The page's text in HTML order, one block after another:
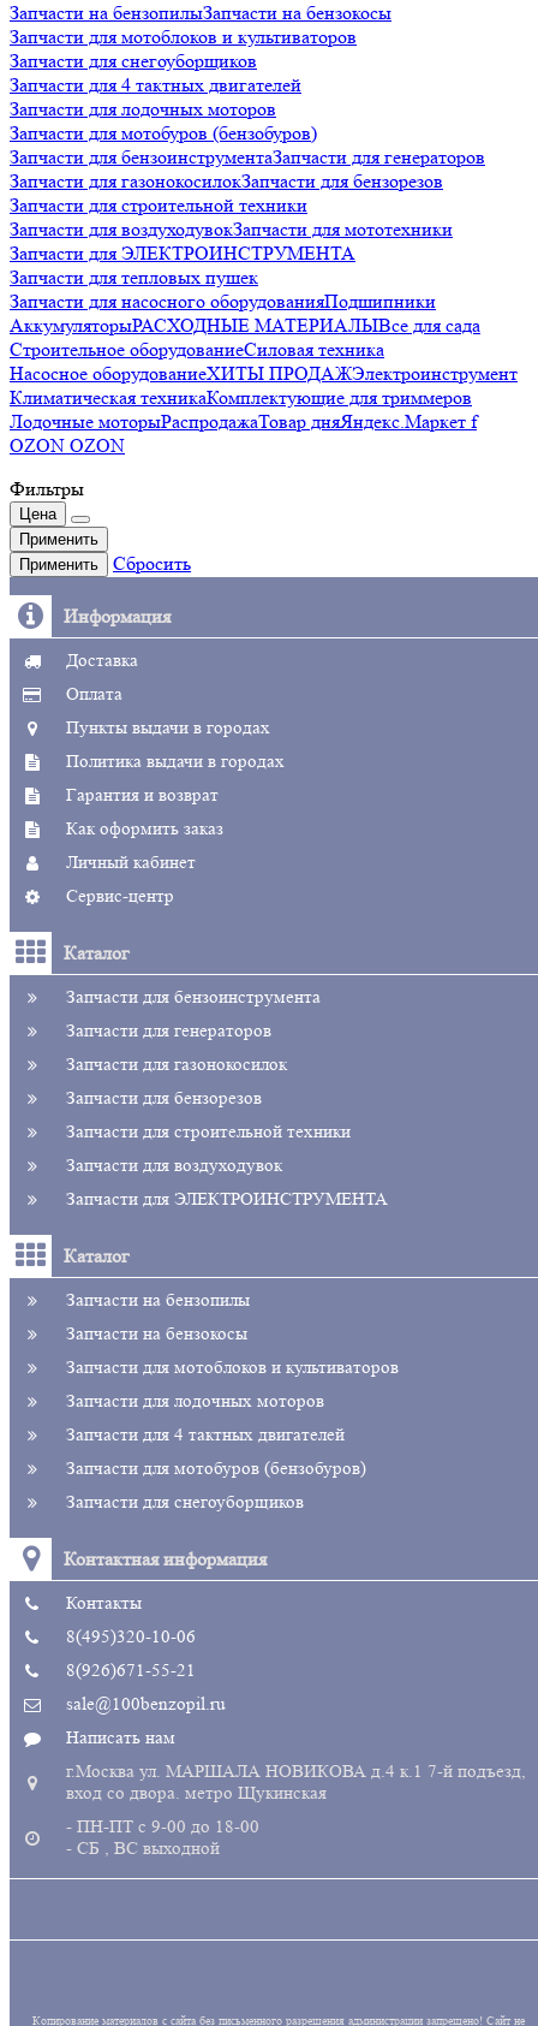
Запчасти на бензопилыЗапчасти на бензокосы
Запчасти для мотоблоков и культиваторов
Запчасти для снегоуборщиков
Запчасти для 4 тактных двигателей
Запчасти для лодочных моторов
Запчасти для мотобуров (бензобуров)
Запчасти для бензоинструментаЗапчасти для генераторов
Запчасти для газонокосилокЗапчасти для бензорезов
Запчасти для строительной техники
Запчасти для воздуходувокЗапчасти для мототехники
Запчасти для ЭЛЕКТРОИНСТРУМЕНТА
Запчасти для тепловых пушек
Запчасти для насосного оборудованияПодшипники
АккумуляторыРАСХОДНЫЕ МАТЕРИАЛЫВсе для сада
Строительное оборудованиеСиловая техника
Насосное оборудованиеХИТЫ ПРОДАЖЭлектроинструмент
Климатическая техникаКомплектующие для триммеров
Лодочные моторыРаспродажаТовар дняЯндекс.Маркет f
OZON OZON
Фильтры
Цена
Применить
Применить
Сбросить
Информация
Доставка
Оплата
Пункты выдачи в городах
Политика выдачи в городах
Гарантия и возврат
Как оформить заказ
Личный кабинет
Сервис-центр
Каталог
Запчасти для бензоинструмента
Запчасти для генераторов
Запчасти для газонокосилок
Запчасти для бензорезов
Запчасти для строительной техники
Запчасти для воздуходувок
Запчасти для ЭЛЕКТРОИНСТРУМЕНТА
Каталог
Запчасти на бензопилы
Запчасти на бензокосы
Запчасти для мотоблоков и культиваторов
Запчасти для лодочных моторов
Запчасти для 4 тактных двигателей
Запчасти для мотобуров (бензобуров)
Запчасти для снегоуборщиков
Контактная информация
Контакты
8(495)320-10-06
8(926)671-55-21
sale@100benzopil.ru
Написать нам
г.Москва ул. МАРШАЛА НОВИКОВА д.4 к.1 7-й подъезд,
вход со двора. метро Щукинская
- ПН-ПТ с 9-00 до 18-00
- СБ , ВС выходной
Копирование материалов с сайта без письменного разрешения администрации запрещено! Сайт не